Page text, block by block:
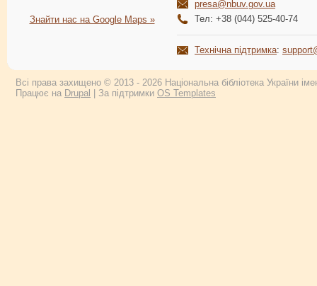
Знайти нас на Google Maps »
presa@nbuv.gov.ua
Тел: +38 (044) 525-40-74
Технічна підтримка:
Всі права захищено © 2013 - 2026 Національна бібліотека України
Працює на Drupal | За підтримки OS Templates